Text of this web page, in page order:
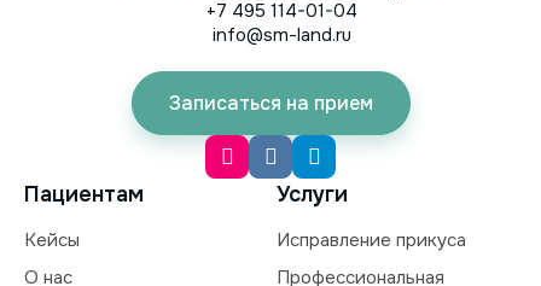
+7 495 114-01-04
info@sm-land.ru
Записаться на прием
Пациентам
Кейсы
О нас
Услуги
Исправление прикуса
Профессиональная